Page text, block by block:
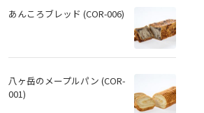
あんころブレッド (COR-006)
八ヶ岳のメープルパン (COR-
001)